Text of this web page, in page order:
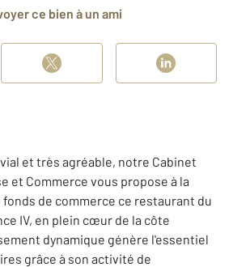
ce bien à un ami
et très agréable, notre Cabinet
et Commerce vous propose à la
de commerce ce restaurant du
IV, en plein cœur de la côte
dynamique génère l'essentiel
grâce à son activité de